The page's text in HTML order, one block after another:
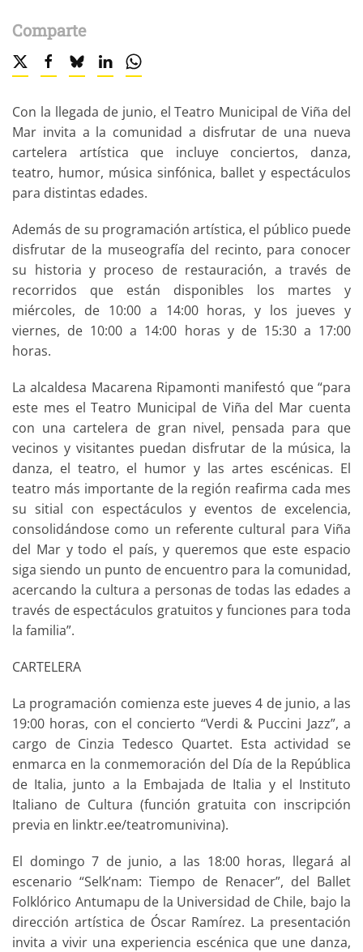
Comparte
Con la llegada de junio, el Teatro Municipal de Viña del
Mar invita a la comunidad a disfrutar de una nueva
cartelera artística que incluye conciertos, danza,
teatro, humor, música sinfónica, ballet y espectáculos
para distintas edades.
Además de su programación artística, el público puede
disfrutar de la museografía del recinto, para conocer
su historia y proceso de restauración, a través de
recorridos que están disponibles los martes y
miércoles, de 10:00 a 14:00 horas, y los jueves y
viernes, de 10:00 a 14:00 horas y de 15:30 a 17:00
horas.
La alcaldesa Macarena Ripamonti manifestó que “para
este mes el Teatro Municipal de Viña del Mar cuenta
con una cartelera de gran nivel, pensada para que
vecinos y visitantes puedan disfrutar de la música, la
danza, el teatro, el humor y las artes escénicas. El
teatro más importante de la región reafirma cada mes
su sitial con espectáculos y eventos de excelencia,
consolidándose como un referente cultural para Viña
del Mar y todo el país, y queremos que este espacio
siga siendo un punto de encuentro para la comunidad,
acercando la cultura a personas de todas las edades a
través de espectáculos gratuitos y funciones para toda
la familia”.
CARTELERA
La programación comienza este jueves 4 de junio, a las
19:00 horas, con el concierto “Verdi & Puccini Jazz”, a
cargo de Cinzia Tedesco Quartet. Esta actividad se
enmarca en la conmemoración del Día de la República
de Italia, junto a la Embajada de Italia y el Instituto
Italiano de Cultura (función gratuita con inscripción
previa en linktr.ee/teatromunivina).
El domingo 7 de junio, a las 18:00 horas, llegará al
escenario “Selk’nam: Tiempo de Renacer”, del Ballet
Folklórico Antumapu de la Universidad de Chile, bajo la
dirección artística de Óscar Ramírez. La presentación
invita a vivir una experiencia escénica que une danza,